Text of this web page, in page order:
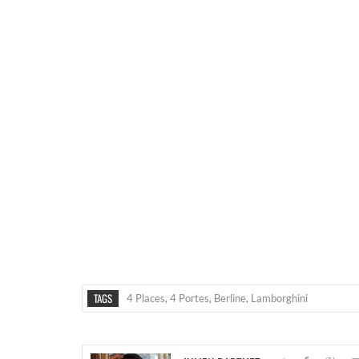
TAGS 4 Places, 4 Portes, Berline, Lamborghini